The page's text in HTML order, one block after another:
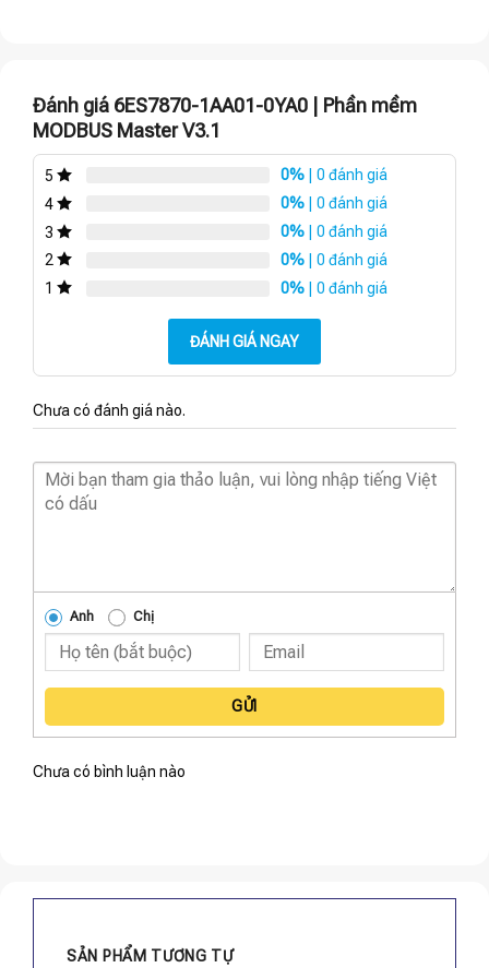
Đánh giá 6ES7870-1AA01-0YA0 | Phần mềm
MODBUS Master V3.1
5 0% | 0 đánh giá
4
0% | 0 đánh giá
3
0% | 0 đánh giá
2
0% | 0 đánh giá
1
0% | 0 đánh giá
ĐÁNH GIÁ NGAY
Chưa có đánh giá nào.
Anh Chị
GỬI
Chưa có bình luận nào
SẢN PHẨM TƯƠNG TỰ